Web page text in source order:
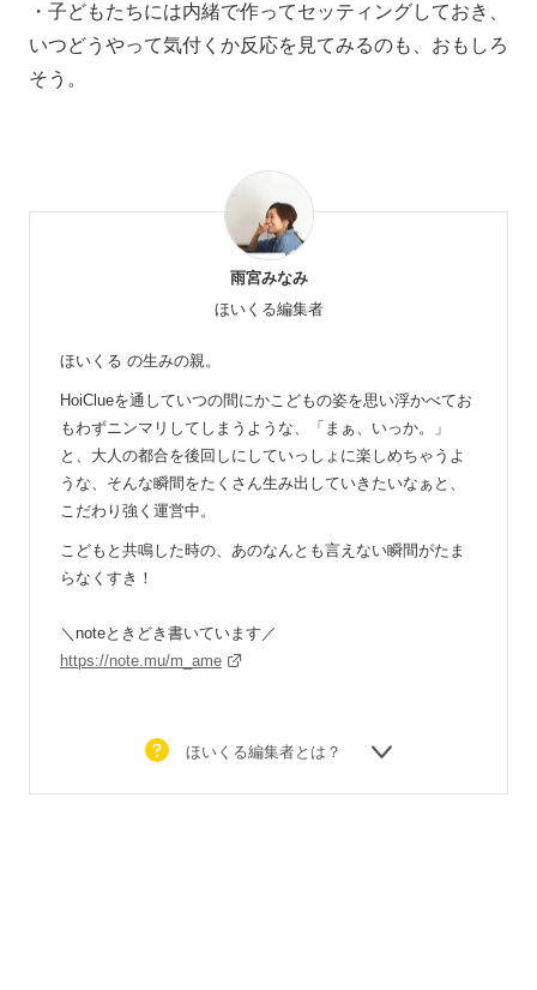
・子どもたちには内緒で作ってセッティングしておき、
いつどうやって気付くか反応を見てみるのも、おもしろ
そう。
雨宮みなみ
ほいくる編集者
ほいくる の生みの親。
HoiClueを通していつの間にかこどもの姿を思い浮かべてお
もわずニンマリしてしまうような、「まぁ、いっか。」
と、大人の都合を後回しにしていっしょに楽しめちゃうよ
うな、そんな瞬間をたくさん生み出していきたいなぁと、
こだわり強く運営中。
こどもと共鳴した時の、あのなんとも言えない瞬間がたま
らなくすき！
＼noteときどき書いています／
https://note.mu/m_ame
ほいくる編集者とは？